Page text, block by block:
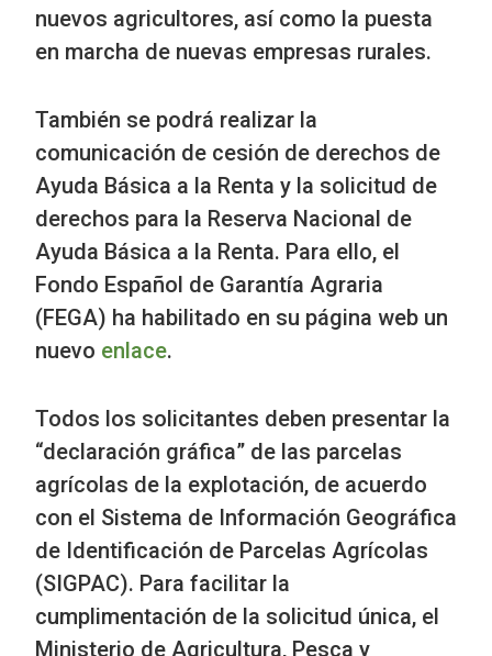
nuevos agricultores, así como la puesta
en marcha de nuevas empresas rurales.
También se podrá realizar la
comunicación de cesión de derechos de
Ayuda Básica a la Renta y la solicitud de
derechos para la Reserva Nacional de
Ayuda Básica a la Renta. Para ello, el
Fondo Español de Garantía Agraria
(FEGA) ha habilitado en su página web un
nuevo enlace.
Todos los solicitantes deben presentar la
“declaración gráfica” de las parcelas
agrícolas de la explotación, de acuerdo
con el Sistema de Información Geográfica
de Identificación de Parcelas Agrícolas
(SIGPAC). Para facilitar la
cumplimentación de la solicitud única, el
Ministerio de Agricultura, Pesca y